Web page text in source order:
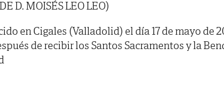
D. MOISÉS LEO LEO)
en Cigales (Valladolid) el día 17 de mayo de
de recibir los Santos Sacramentos y la